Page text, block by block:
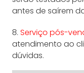
antes de saírem
8. Serviço pós-
atendimento ao
dúvidas.